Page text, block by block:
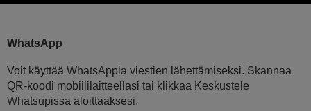
WhatsApp
Voit käyttää WhatsAppia viestien lähettämiseksi. Skannaa
QR-koodi mobiililaitteellasi tai klikkaa Keskustele
Whatsupissa aloittaaksesi.